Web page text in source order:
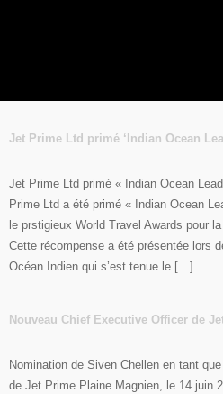
Jet Prime Ltd primé ‘Indian Ocean
Jet Prime Ltd primé « Indian Ocean
Prime Ltd a été primé « Indian Ocean
le prstigieux World Travel Awards pour
Cette récompense a été présentée lors
Océan Indien qui s’est tenue le […]
Nouveau Chief Executive Officer de
Nomination de Siven Chellen en tant
de Jet Prime Plaine Magnien, le 14 juin